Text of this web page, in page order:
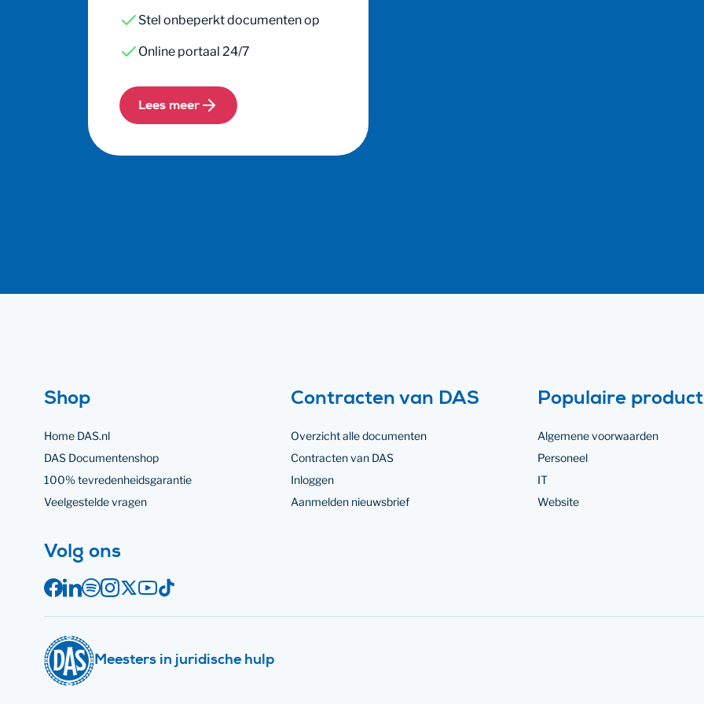
Stel onbeperkt documenten op
Online portaal 24/7
Lees meer
Footer navigatie
Shop
Home DAS.nl
DAS Documentenshop
100% tevredenheidsgarantie
Veelgestelde vragen
Contracten van DAS
Overzicht alle documenten
Contracten van DAS
Inloggen
Aanmelden nieuwsbrief
Populaire
Algemene voorwaarden
Personeel
IT
Website
Volg onsop social media
Juridische links
Meesters in juridische hulp